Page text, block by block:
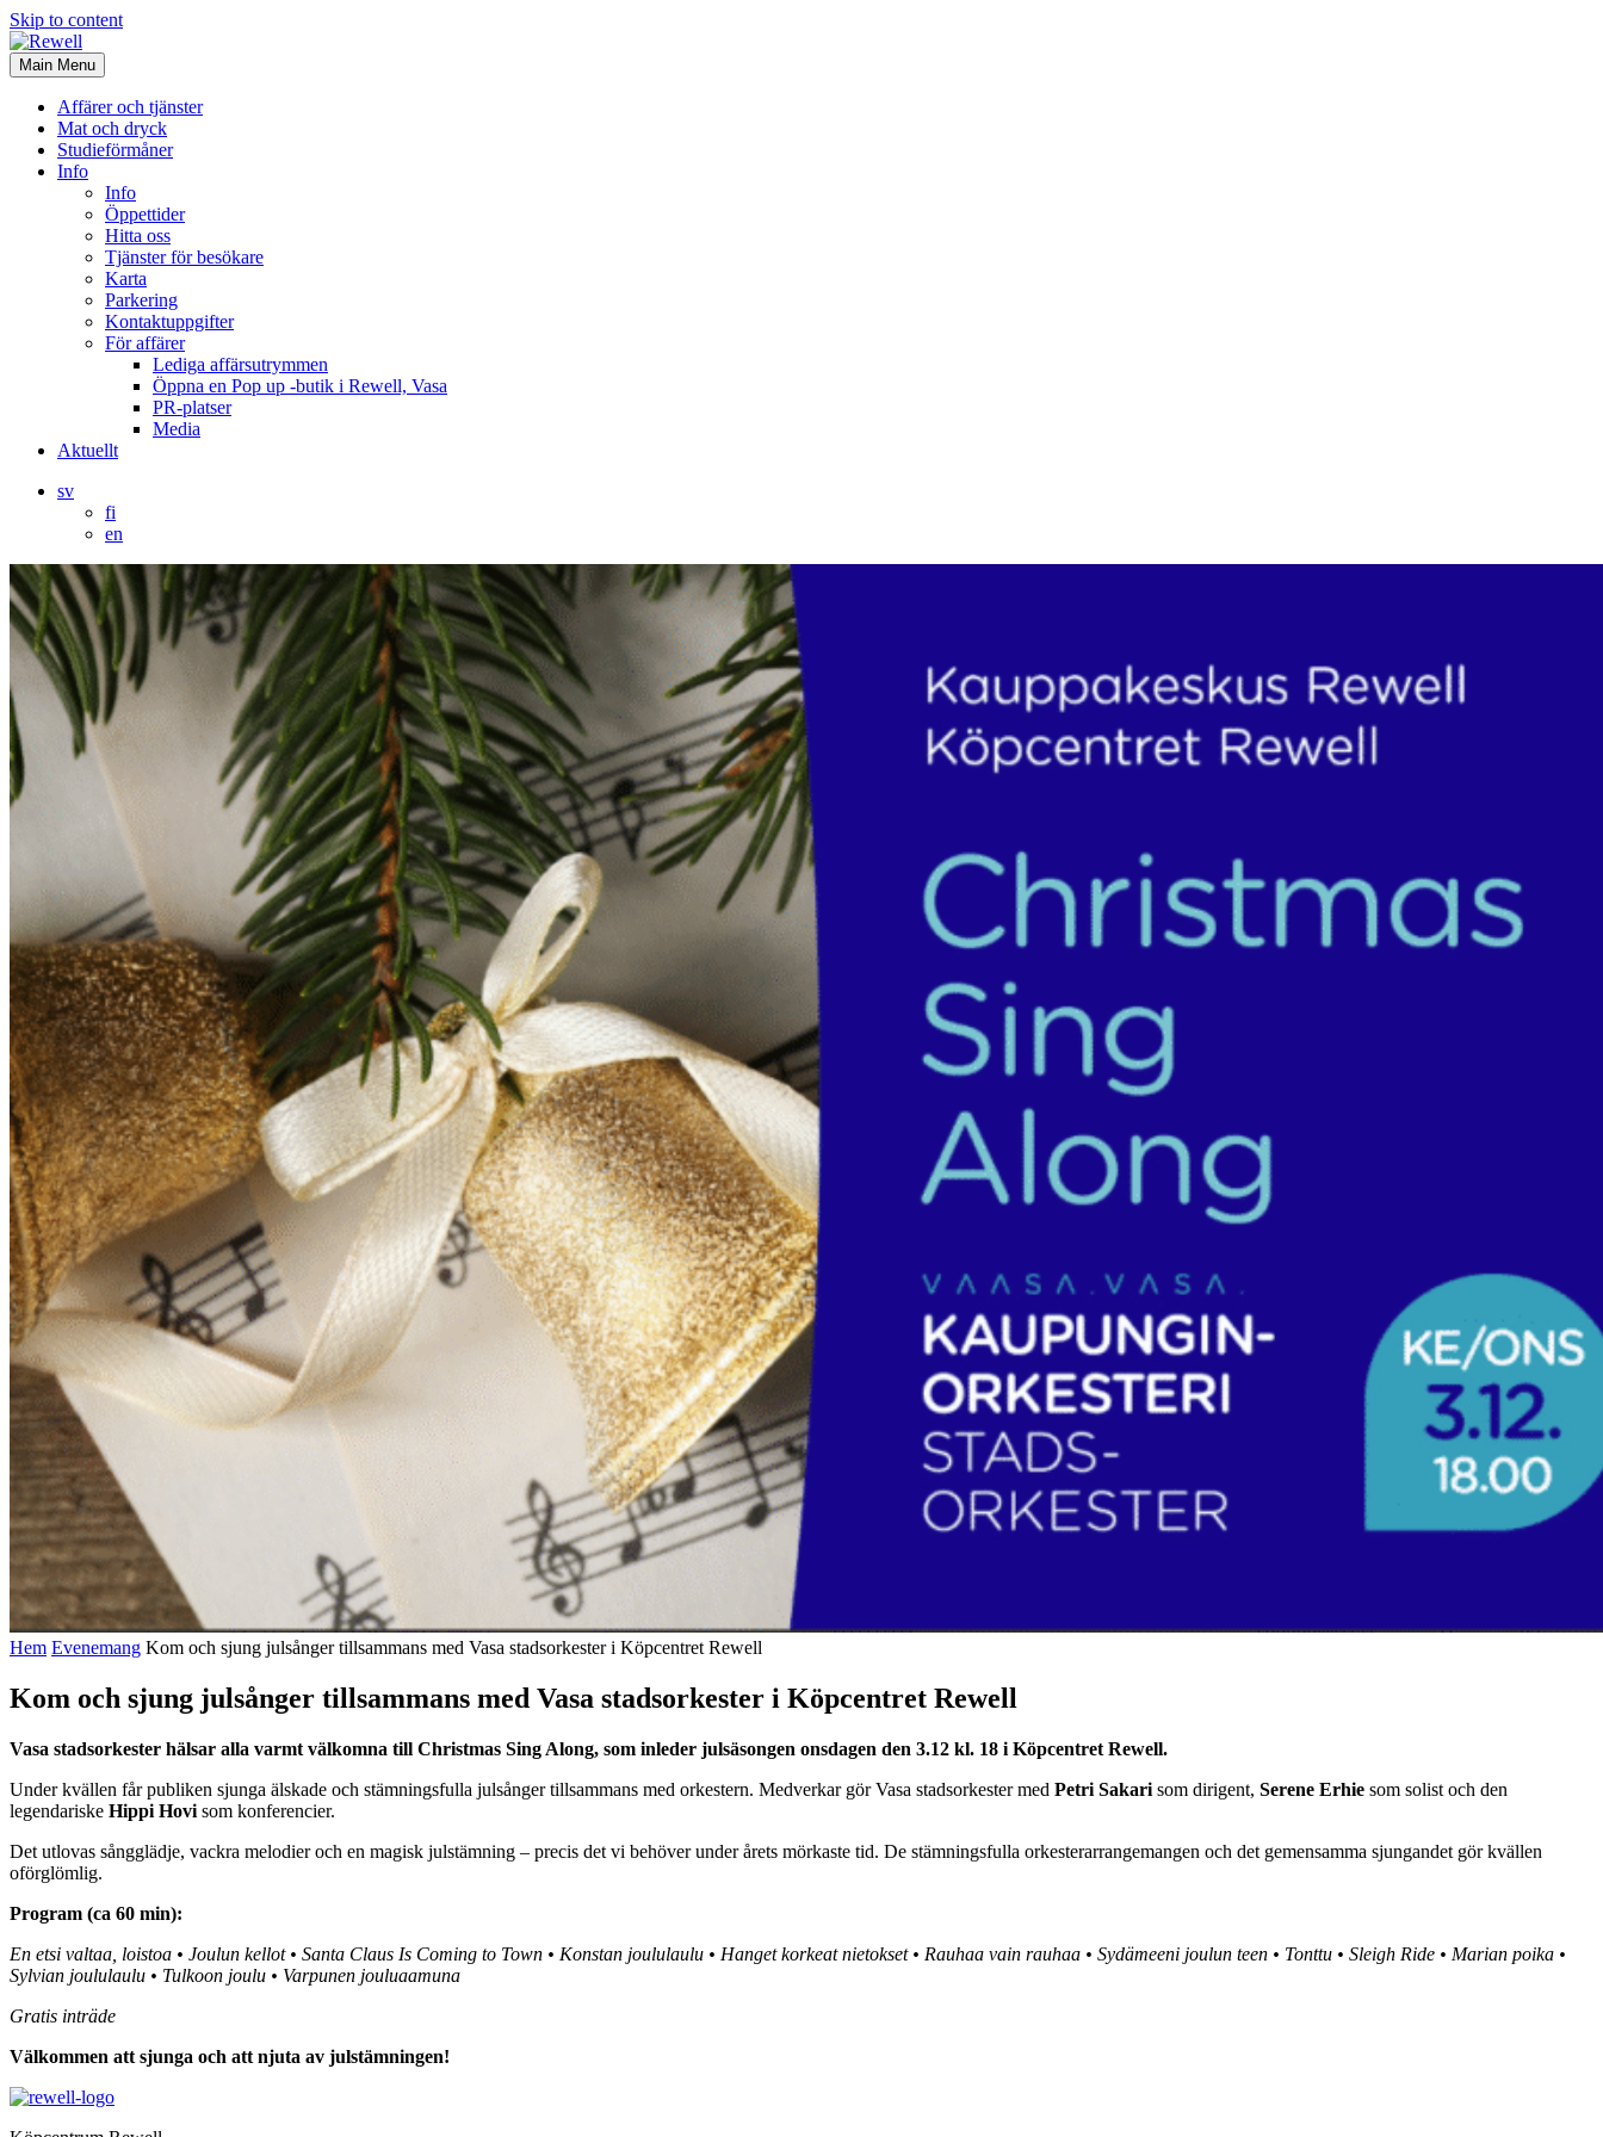
Skip to content
Main Menu
Affärer och tjänster
Mat och dryck
Studieförmåner
Info
Info
Öppettider
Hitta oss
Tjänster för besökare
Karta
Parkering
Kontaktuppgifter
För affärer
Lediga affärsutrymmen
Öppna en Pop up -butik i Rewell, Vasa
PR-platser
Media
Aktuellt
sv
fi
en
Hem Evenemang Kom och sjung julsånger tillsammans med Vasa stadsorkester i Köpcentret Rewell
Kom och sjung julsånger tillsammans med Vasa stadsorkester i Köpcentret Rewell
Vasa stadsorkester hälsar alla varmt välkomna till Christmas Sing Along, som inleder julsäsongen onsdagen den 3.12 kl. 18 i Köpcentret Rewell.
Under kvällen får publiken sjunga älskade och stämningsfulla julsånger tillsammans med orkestern. Medverkar gör Vasa stadsorkester med Petri Sakari som dirigent, Serene Erhie som solist och den
legendariske Hippi Hovi som konferencier.
Det utlovas sångglädje, vackra melodier och en magisk julstämning – precis det vi behöver under årets mörkaste tid. De stämningsfulla orkesterarrangemangen och det gemensamma sjungandet gör kvällen
oförglömlig.
Program (ca 60 min):
En etsi valtaa, loistoa • Joulun kellot • Santa Claus Is Coming to Town • Konstan joululaulu • Hanget korkeat nietokset • Rauhaa vain rauhaa • Sydämeeni joulun teen • Tonttu • Sleigh Ride • Marian poika •
Sylvian joululaulu • Tulkoon joulu • Varpunen jouluaamuna
Gratis inträde
Välkommen att sjunga och att njuta av julstämningen!